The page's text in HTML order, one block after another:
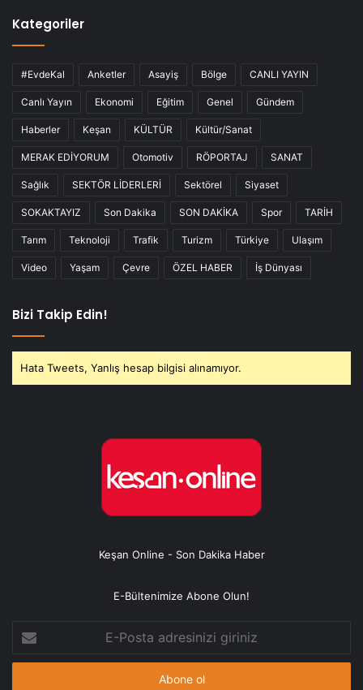
Kategoriler
#EvdeKal Anketler Asayiş Bölge CANLI YAYIN
Canlı Yayın Ekonomi Eğitim Genel Gündem
Haberler Keşan KÜLTÜR Kültür/Sanat
MERAK EDİYORUM Otomotiv RÖPORTAJ SANAT
Sağlık SEKTÖR LİDERLERİ Sektörel Siyaset
SOKAKTAYIZ Son Dakika SON DAKİKA Spor TARİH
Tarım Teknoloji Trafik Turizm Türkiye Ulaşım
Video Yaşam Çevre ÖZEL HABER İş Dünyası
Bizi Takip Edin!
Hata Tweets, Yanlış hesap bilgisi alınamıyor.
Keşan Online - Son Dakika Haber
E-Bültenimize Abone Olun!
Posta
adresinizi